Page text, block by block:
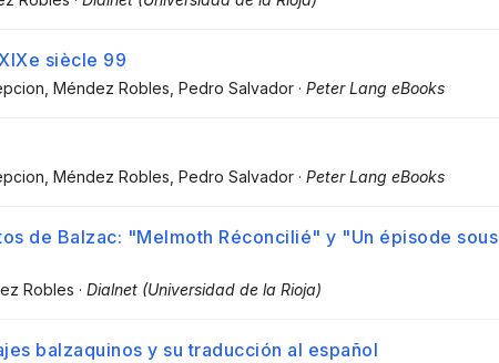
siècle 99
, Méndez Robles, Pedro Salvador · Peter Lang eBooks
, Méndez Robles, Pedro Salvador · Peter Lang eBooks
de Balzac: "Melmoth Réconcilié" y "Un épisode sous
Robles · Dialnet (Universidad de la Rioja)
balzaquinos y su traducción al español